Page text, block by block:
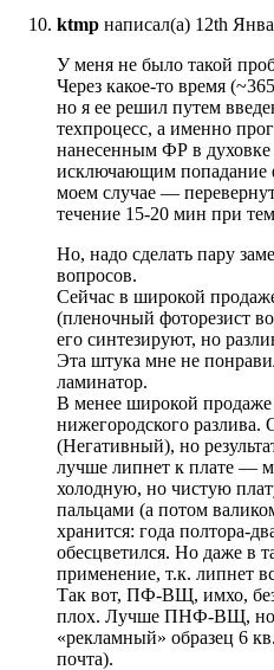
ktmp написал(а) 12th
У меня не было такой
Через какое-то время
но я ее решил путем
техпроцесс, а именно
нанесенным ФР в
исключающим попадание
моем случае —
течение 15-20 мин при
Но, надо сделать пару
вопросов.
Сейчас в широкой
(пленочный фоторезист
его синтезируют, но
Эта штука мне не
ламинатор.
В менее широкой
нижегородского разлива.
(Негативный), но
лучше липнет к плате —
холодную, но чистую
пальцами (а потом
хранится: года полтора-
обесцветился. Но даже в
применение, т.к. липнет
Так вот, ПФ-ВЩ, имхо,
плох. Лучше ПНФ-ВЩ, но
«рекламный» образец 6
почта).